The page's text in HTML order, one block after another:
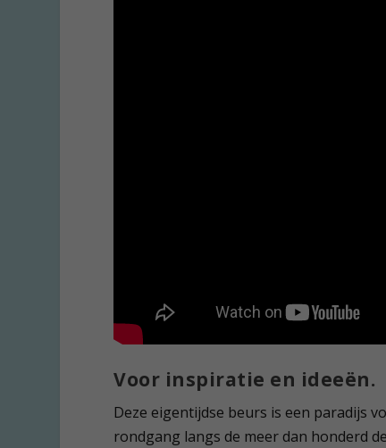
Voor inspiratie en ideeën.
Deze eigentijdse beurs is een paradijs
rondgang langs de meer dan honderd